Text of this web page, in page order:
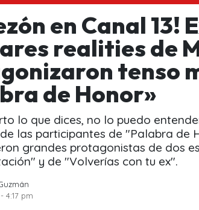
en Canal
realities de
tenso
de Honor»
lo que dices, no lo puedo
las participantes de "Palabra de
grandes protagonistas de dos
y de "Volverías con tu ex".
4:17 pm